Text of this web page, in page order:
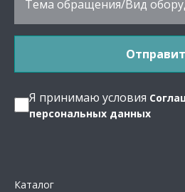
Я принимаю условия
персональных данных
Каталог